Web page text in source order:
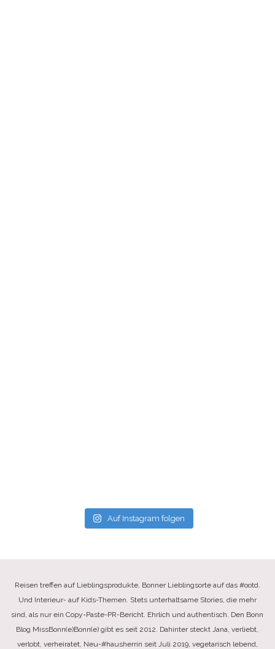
Auf Instagram folgen
Reisen treffen auf Lieblingsprodukte, Bonner Lieblingsorte auf das #ootd.
Und Interieur- auf Kids-Themen. Stets unterhaltsame Stories, die mehr
sind, als nur ein Copy-Paste-PR-Bericht. Ehrlich und authentisch. Den Bonn
Blog MissBonn(e)Bonn(e) gibt es seit 2012. Dahinter steckt Jana, verliebt,
verlobt, verheiratet, Neu-#hausherrin seit Juli 2019, vegetarisch lebend,